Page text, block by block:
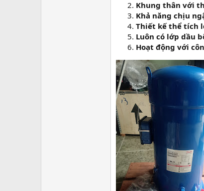
Khung thân với
Khả năng chịu
Thiết kế thể tích
Luôn có lớp dầu
Hoạt động với